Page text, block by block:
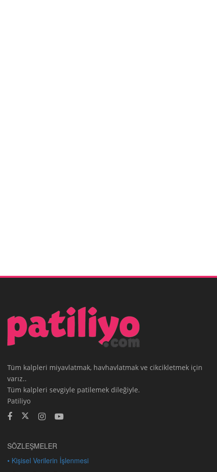
Tüm kalpleri miyavlatmak, havhavlatmak ve cikcikletmek için
varız..
Tüm kalpleri sevgiyle patilemek dileğiyle.
Patiliyo
SÖZLEŞMELER
• Kişisel Verilerin İşlenmesi